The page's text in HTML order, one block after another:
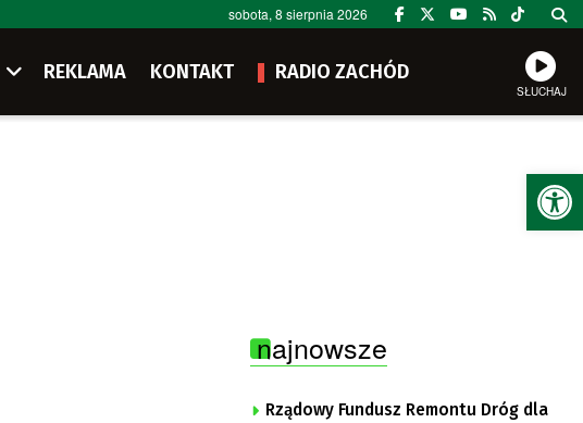
sobota, 8 sierpnia 2026
REKLAMA KONTAKT RADIO ZACHÓD
SŁUCHAJ
najnowsze
Rządowy Fundusz Remontu Dróg dla